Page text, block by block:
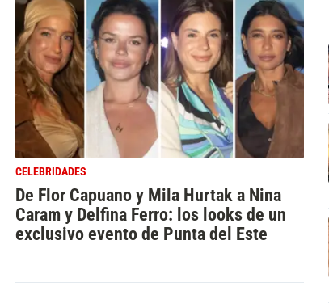
CELEBRIDADES
De Flor Capuano y Mila Hurtak a Nina
Caram y Delfina Ferro: los looks de un
exclusivo evento de Punta del Este